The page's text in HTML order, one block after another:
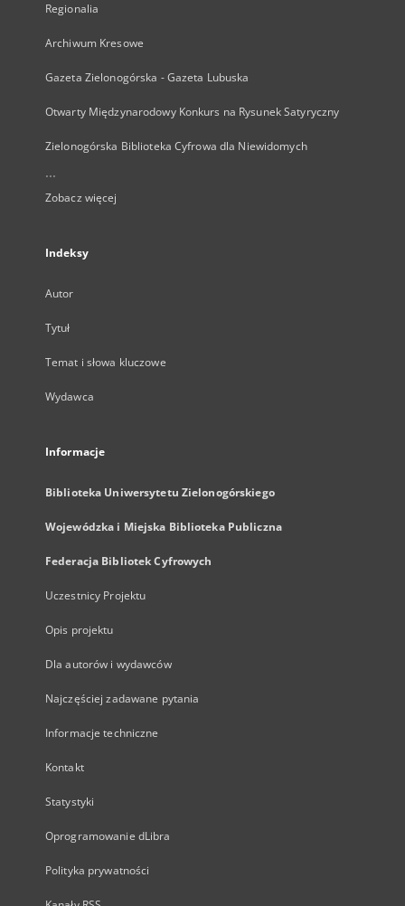
Regionalia
Archiwum Kresowe
Gazeta Zielonogórska - Gazeta Lubuska
Otwarty Międzynarodowy Konkurs na Rysunek Satyryczny
Zielonogórska Biblioteka Cyfrowa dla Niewidomych
...
Zobacz więcej
Indeksy
Autor
Tytuł
Temat i słowa kluczowe
Wydawca
Informacje
Biblioteka Uniwersytetu Zielonogórskiego
Wojewódzka i Miejska Biblioteka Publiczna
Federacja Bibliotek Cyfrowych
Uczestnicy Projektu
Opis projektu
Dla autorów i wydawców
Najczęściej zadawane pytania
Informacje techniczne
Kontakt
Statystyki
Oprogramowanie dLibra
Polityka prywatności